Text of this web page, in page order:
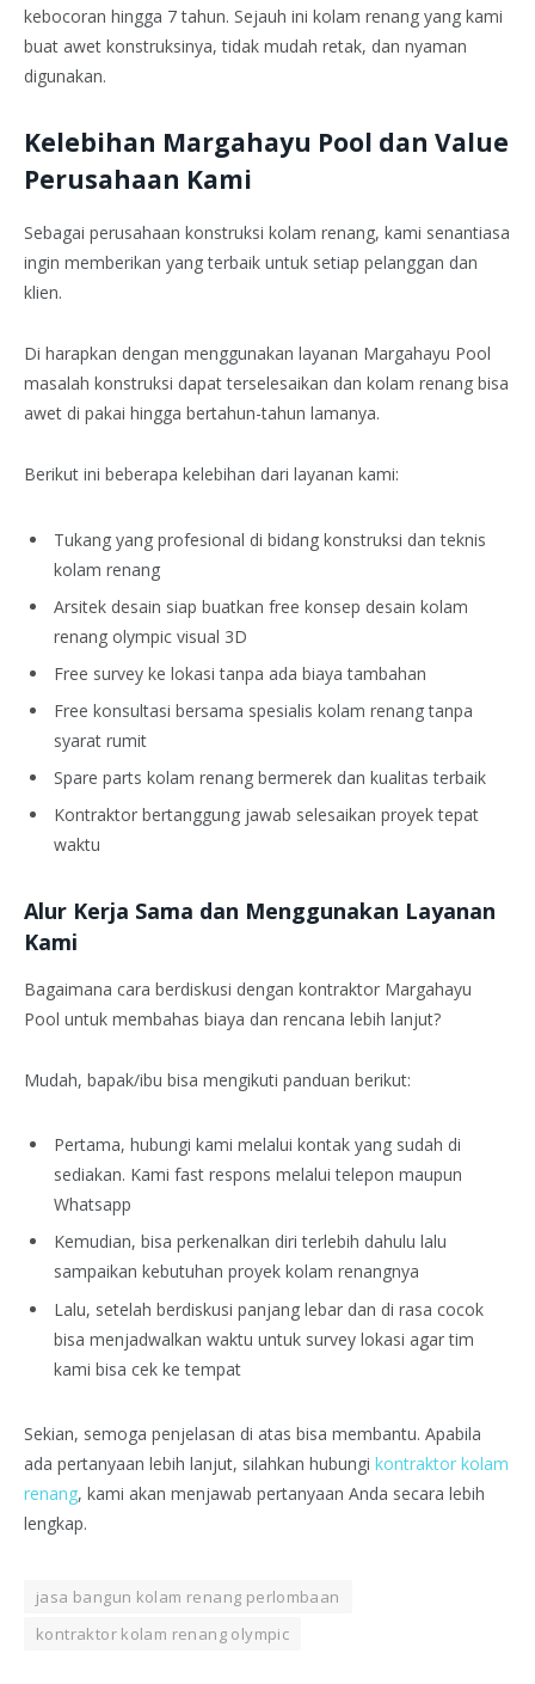
kebocoran hingga 7 tahun. Sejauh ini kolam renang yang kami
buat awet konstruksinya, tidak mudah retak, dan nyaman
digunakan.
Kelebihan Margahayu Pool dan Value
Perusahaan Kami
Sebagai perusahaan konstruksi kolam renang, kami senantiasa
ingin memberikan yang terbaik untuk setiap pelanggan dan
klien.
Di harapkan dengan menggunakan layanan Margahayu Pool
masalah konstruksi dapat terselesaikan dan kolam renang bisa
awet di pakai hingga bertahun-tahun lamanya.
Berikut ini beberapa kelebihan dari layanan kami:
Tukang yang profesional di bidang konstruksi dan teknis
kolam renang
Arsitek desain siap buatkan free konsep desain kolam
renang olympic visual 3D
Free survey ke lokasi tanpa ada biaya tambahan
Free konsultasi bersama spesialis kolam renang tanpa
syarat rumit
Spare parts kolam renang bermerek dan kualitas terbaik
Kontraktor bertanggung jawab selesaikan proyek tepat
waktu
Alur Kerja Sama dan Menggunakan Layanan
Kami
Bagaimana cara berdiskusi dengan kontraktor Margahayu
Pool untuk membahas biaya dan rencana lebih lanjut?
Mudah, bapak/ibu bisa mengikuti panduan berikut:
Pertama, hubungi kami melalui kontak yang sudah di
sediakan. Kami fast respons melalui telepon maupun
Whatsapp
Kemudian, bisa perkenalkan diri terlebih dahulu lalu
sampaikan kebutuhan proyek kolam renangnya
Lalu, setelah berdiskusi panjang lebar dan di rasa cocok
bisa menjadwalkan waktu untuk survey lokasi agar tim
kami bisa cek ke tempat
Sekian, semoga penjelasan di atas bisa membantu. Apabila
ada pertanyaan lebih lanjut, silahkan hubungi kontraktor kolam
renang, kami akan menjawab pertanyaan Anda secara lebih
lengkap.
jasa bangun kolam renang perlombaan
kontraktor kolam renang olympic